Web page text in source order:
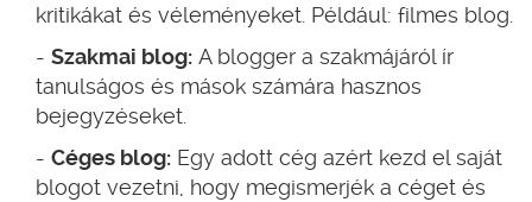
kritikákat és véleményeket. Például: filmes blog.
Szakmai blog: A blogger a szakmájáról ír
tanulságos és mások számára hasznos
bejegyzéseket.
Céges blog: Egy adott cég azért kezd el saját
blogot vezetni, hogy megismerjék a céget és